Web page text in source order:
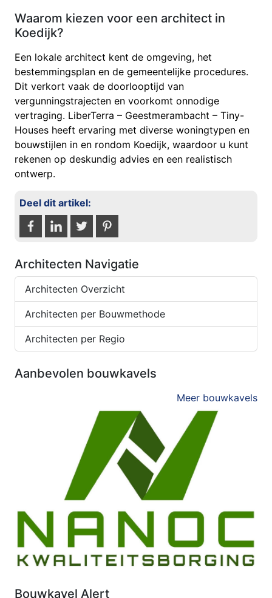
Waarom kiezen voor een architect in
Koedijk?
Een lokale architect kent de omgeving, het
bestemmingsplan en de gemeentelijke procedures.
Dit verkort vaak de doorlooptijd van
vergunningstrajecten en voorkomt onnodige
vertraging. LiberTerra – Geestmerambacht – Tiny-
Houses heeft ervaring met diverse woningtypen en
bouwstijlen in en rondom Koedijk, waardoor u kunt
rekenen op deskundig advies en een realistisch
ontwerp.
Deel dit artikel:
Architecten Navigatie
Architecten Overzicht
Architecten per Bouwmethode
Architecten per Regio
Aanbevolen bouwkavels
Meer bouwkavels
Bouwkavel Alert